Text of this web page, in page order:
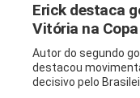
Erick destaca
Vitória na Copa
Autor do segundo
destacou
decisivo pelo